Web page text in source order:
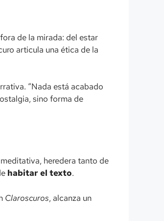
de la mirada: del estar
articula una ética de la
“Nada está acabado
sino forma de
heredera tanto de
habitar el texto.
Claroscuros, alcanza un